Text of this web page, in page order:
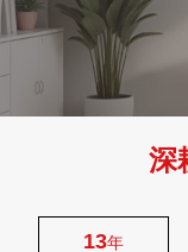
深
13年